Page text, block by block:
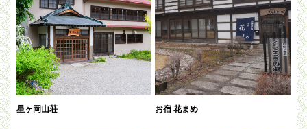
星ヶ岡山荘 お宿 花まめ